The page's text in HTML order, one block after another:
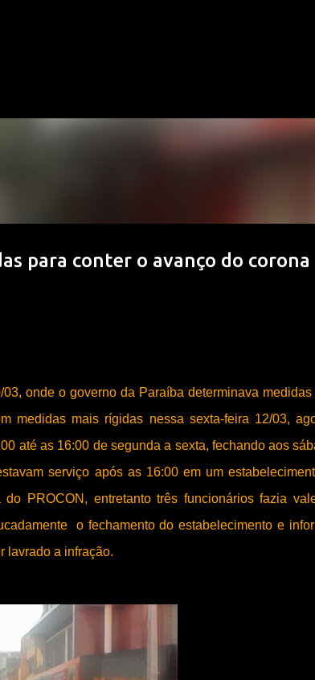
para conter o avanço do corona
03, ondeo governo da Paraíba determinava medidas
medidas mais rígidas nessa sexta-feira 12/03,
até as 16:00 de segunda a sexta, fechando aos
serviço após as 16:00 em um
PROCON, entretanto três funcionários fazia
o fechamento do estabelecimento e
lavrado a infração.